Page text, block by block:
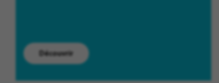
Découvrir